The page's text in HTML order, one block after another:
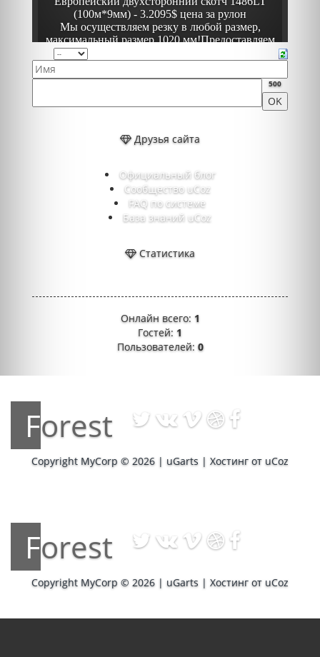
500
Друзья сайта
Официальный блог
Сообщество uCoz
FAQ по системе
База знаний uCoz
Статистика
Онлайн всего: 1
Гостей: 1
Пользователей:0
Forest
Copyright MyCorp © 2026 | uGarts | Хостинг от uCoz
Forest
Copyright MyCorp © 2026 | uGarts | Хостинг от uCoz